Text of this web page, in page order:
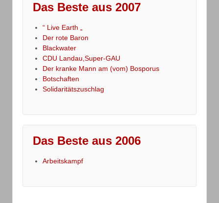
Das Beste aus 2007
“ Live Earth „
Der rote Baron
Blackwater
CDU Landau,Super-GAU
Der kranke Mann am (vom) Bosporus
Botschaften
Solidaritätszuschlag
Das Beste aus 2006
Arbeitskampf